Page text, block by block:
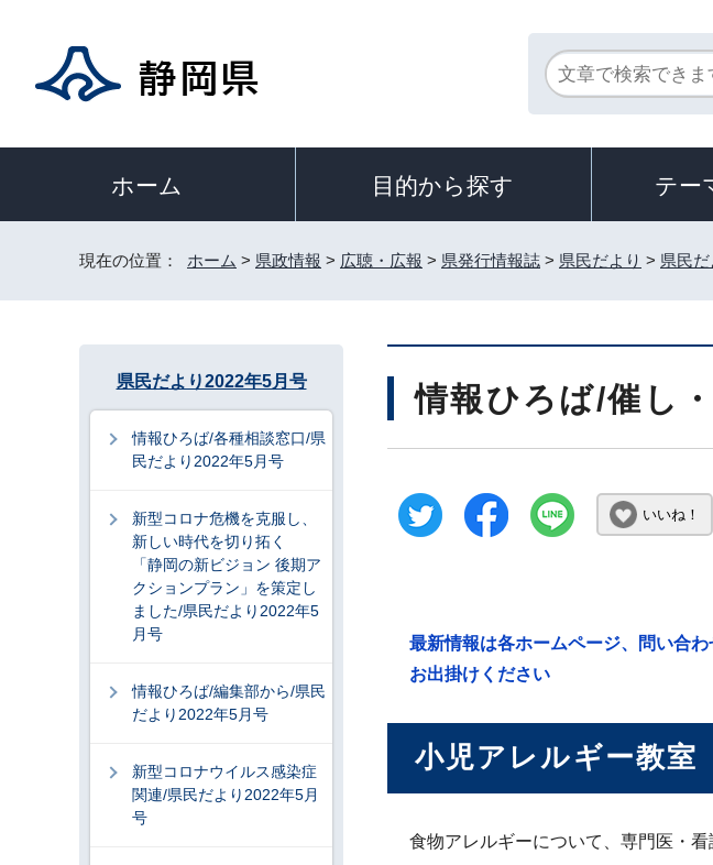
ホーム 目的から探す テー
現在の位置： ホーム > 県政情報 > 広聴・広報 > 県発行情報誌 > 県民だより > 県民
情報ひろば/催し
いいね！
最新情報は各ホームページ、問い合
お出掛けください
小児アレルギー教室
食物アレルギーについて、専門医・
県民だより2022年5月号
情報ひろば/各種相談窓口/県
民だより2022年5月号
新型コロナ危機を克服し、
新しい時代を切り拓く
「静岡の新ビジョン 後期ア
クションプラン」を策定し
ました/県民だより2022年5
月号
情報ひろば/編集部から/県民
だより2022年5月号
新型コロナウイルス感染症
関連/県民だより2022年5月
号